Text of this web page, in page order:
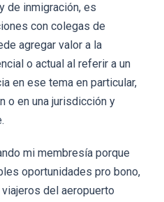
de inmigración, es
con colegas de
agregar valor a la
o actual al referir a un
en ese tema en particular,
o en una jurisdicción y
mi membresía porque
oportunidades pro bono,
del aeropuerto